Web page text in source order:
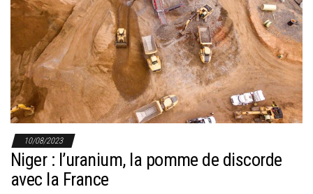
l
a
n
a
v
i
10/08/2023
Niger : l’uranium, la pomme de discorde
avec la France